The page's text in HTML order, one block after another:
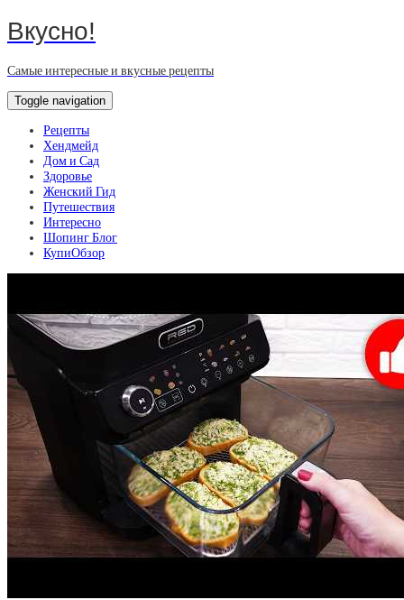
Вкусно!
Самые интересные и вкусные рецепты
Toggle navigation
Рецепты
Хендмейд
Дом и Сад
Здоровье
Женский Гид
Путешествия
Интересно
Шопинг Блог
КупиОбзор